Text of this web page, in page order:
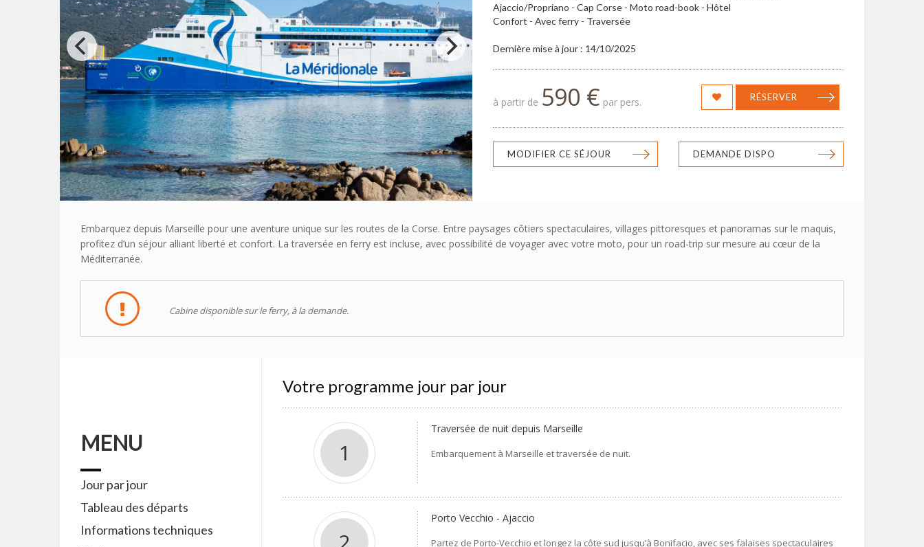
Ajaccio/Propriano - Cap Corse - Moto road-book - Hôtel
Confort - Avec ferry - Traversée
Dernière mise à jour : 14/10/2025
à partir de 590 € par pers. RÉSERVER
MODIFIER CE SÉJOUR DEMANDE DISPO
Embarquez depuis Marseille pour une aventure unique sur les routes de la Corse. Entre paysages côtiers spectaculaires, villages pittoresques et panoramas sur le maquis,
profitez d’un séjour alliant liberté et confort. La traversée en ferry est incluse, avec possibilité de voyager avec votre moto, pour un road-trip sur mesure au cœur de la
Méditerranée.
Cabine disponible sur le ferry, à la demande.
MENU
Jour par jour
Tableau des départs
Informations techniques
Votre programme jour par jour
1
Traversée de nuit depuis Marseille
Embarquement à Marseille et traversée de nuit.
Porto Vecchio - Ajaccio
Partez de Porto-Vecchio et longez la côte sud jusqu’à Bonifacio, avec ses falaises spectaculaires